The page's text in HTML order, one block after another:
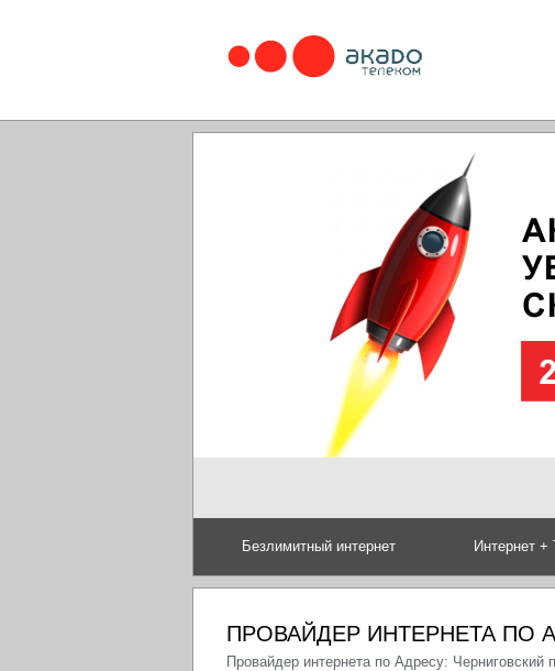
Безлимитный интернет Интернет +
ПРОВАЙДЕР ИНТЕРНЕТА ПО
Провайдер интернета по Адресу: Черниговский